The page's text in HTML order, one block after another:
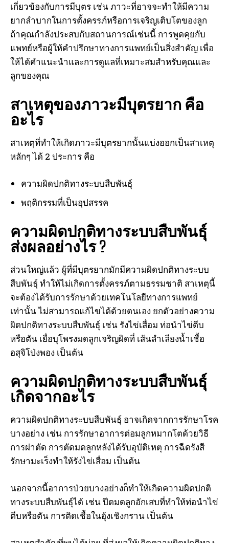
เกี่ยวข้องกับการมีบุตร เช่น ภาวะที่อาจจะทำให้มีความ
ยากลำบากในการตั้งครรภ์หรือการเจริญเติบโตของลูก
ถ้าคุณกำลังประสบกับสถานการณ์เช่นนี้ การพูดคุยกับ
แพทย์หรือผู้ให้คำปรึกษาทางการแพทย์เป็นสิ่งสำคัญ เพื่อ
ให้ได้คำแนะนำและการดูแลที่เหมาะสมสำหรับคุณและ
ลูกของคุณ
สาเหตุของภาวะมีบุตรยาก คือ
อะไร
สาเหตุที่ทำให้เกิดภาวะมีบุตรยากนั้นแบ่งออกเป็นสาเหตุ
หลักๆ ได้ 2 ประการ คือ
ความผิดปกติทางระบบสืบพันธุ์
พฤติกรรมที่เป็นอุปสรรค
ความผิดปกติทางระบบสืบพันธุ์
ส่งผลอย่างไร ?
ส่วนใหญ่แล้ว ผู้ที่มีบุตรยากมักมีความผิดปกติทางระบบ
สืบพันธุ์ ทำให้ไม่เกิดการตั้งครรภ์ตามธรรมชาติ สาเหตุนี้
จะต้องได้รับการรักษาด้วยเทคโนโลยีทางการแพทย์
เท่านั้น ไม่สามารถแก้ไขได้ด้วยตนเอง ยกตัวอย่างความ
ผิดปกติทางระบบสืบพันธุ์ เช่น รังไข่เสื่อม ท่อนำไข่ตีบ
หรือตัน เยื่อบุโพรงมดลูกเจริญผิดที่ เส้นลำเลียงน้ำเชื้อ
อสุจิโป่งพอง เป็นต้น
ความผิดปกติทางระบบสืบพันธุ์
เกิดจากอะไร
ความผิดปกติทางระบบสืบพันธุ์ อาจเกิดจากการรักษาโรค
บางอย่าง เช่น การรักษาอาการต่อมลูกหมากโตด้วยวิธี
การผ่าตัด การตัดมดลูกหลังได้รับอุบัติเหตุ การฉีดรังสี
รักษามะเร็งทำให้รังไข่เสื่อม เป็นต้น
นอกจากนี้อาการป่วยบางอย่างก็ทำให้เกิดความผิดปกติ
ทางระบบสืบพันธุ์ได้ เช่น ปีดมดลูกอักเสบที่ทำให้ท่อนำไข่
ตีบหรือตัน การติดเชื้อในอุ้งเชิงกราน เป็นต้น